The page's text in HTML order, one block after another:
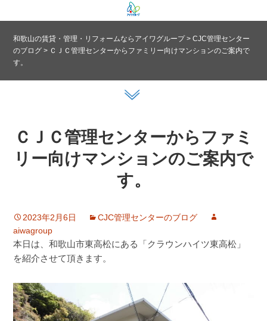
和歌山の賃貸・管理・リフォームならアイワグループ>CJC管理センター
のブログ > ＣＪＣ管理センターからファミリー向けマンションのご案内で
す。
ＣＪＣ管理センターからファミ
リー向けマンションのご案内で
す。
2023年2月6日
CJC管理センターのブログ
aiwagroup
本日は、和歌山市東高松にある「クラウンハイツ東高松」
を紹介させて頂きます。